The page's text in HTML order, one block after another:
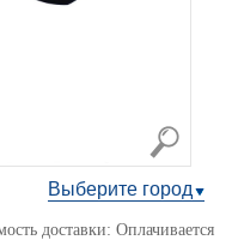
Выберите город
доставки: Оплачивается